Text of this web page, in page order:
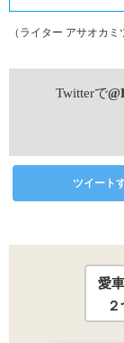
（ライター アサオカミ
Twitterで
ツイート
愛